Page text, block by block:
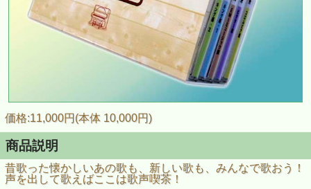
価格:11,000円(本体 10,000円)
商品説明
昔歌った懐かしいあの歌も、新しい歌も、みんなで歌おう！
声を出して歌えばここは歌声喫茶！